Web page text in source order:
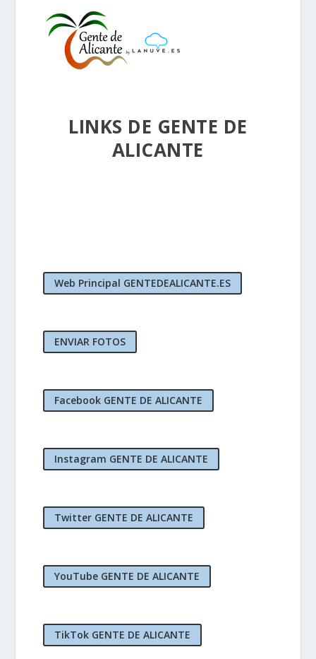
LINKS DE GENTE DE
ALICANTE
Web Principal GENTEDEALICANTE.ES
ENVIAR FOTOS
Facebook GENTE DE ALICANTE
Instagram GENTE DE ALICANTE
Twitter GENTE DE ALICANTE
YouTube GENTE DE ALICANTE
TikTok GENTE DE ALICANTE